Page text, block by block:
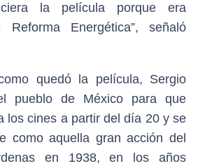
la película porque era
Energética”, señaló
quedó la película, Sergio
pueblo de México para que
los cines a partir del día 20 y se
como aquella gran acción del
en 1938, en los años